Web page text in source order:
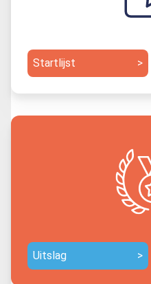
Startlijst >
Uitslag >